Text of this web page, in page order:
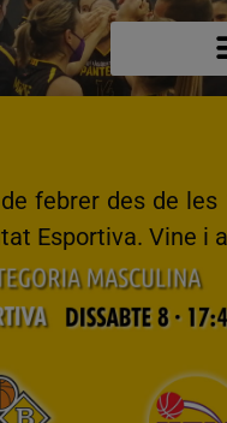
febrer des de les
Esportiva. Vine i